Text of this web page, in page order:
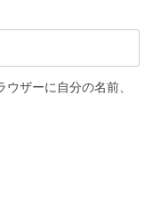
ザーに自分の名前、